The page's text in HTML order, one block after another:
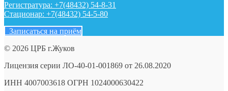
Регистратура: +7(48432) 54-8-31
Стационар: +7(48432) 54-5-80
Записаться на приём
© 2026 ЦРБ г.Жуков
Лицензия серии ЛО-40-01-001869 от 26.08.2020
ИНН 4007003618 ОГРН 1024000630422